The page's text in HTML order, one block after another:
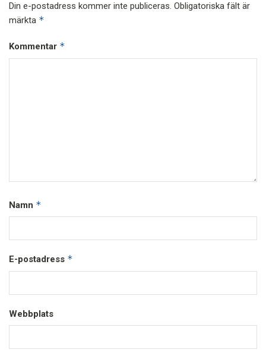
Din e-postadress kommer inte publiceras. Obligatoriska fält är
märkta *
Kommentar *
Namn *
E-postadress *
Webbplats